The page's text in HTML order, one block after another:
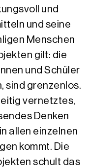
und
und seine
Menschen
gilt: die
und Schüler
sind grenzenlos.
vernetztes,
Denken
allen einzelnen
kommt. Die
schult das